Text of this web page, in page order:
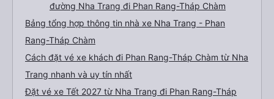
đường Nha Trang đi Phan Rang-Tháp Chàm
Bảng tổng hợp thông tin nhà xe Nha Trang - Phan
Rang-Tháp Chàm
Cách đặt vé xe khách đi Phan Rang-Tháp Chàm từ Nha
Trang nhanh và uy tín nhất
Đặt vé xe Tết 2027 từ Nha Trang đi Phan Rang-Tháp